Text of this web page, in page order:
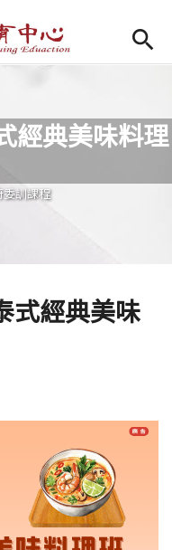
經典美味料理
委訓課程
式經典美味